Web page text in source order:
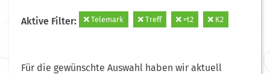
Aktive Filter: Telemark Treff =t2 K2
Für die gewünschte Auswahl haben wir aktuell